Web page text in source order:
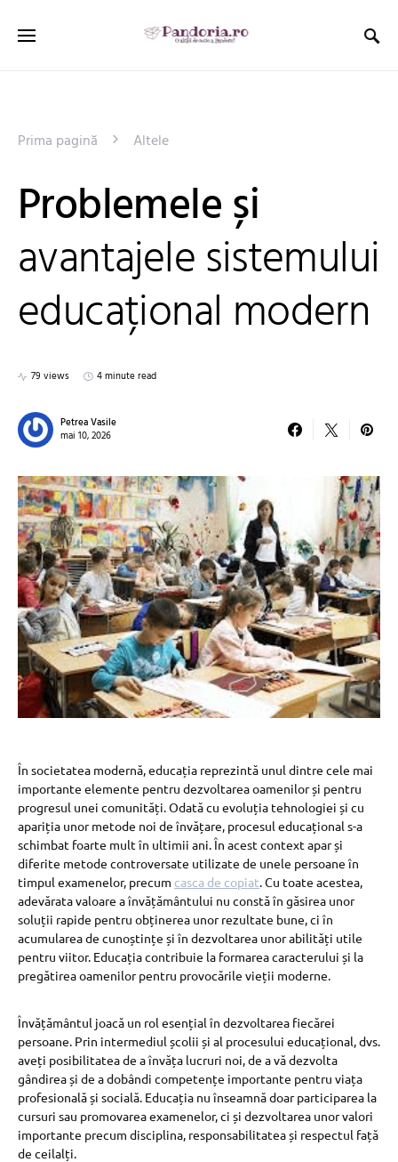
Prima pagină Altele
Problemele și
avantajele sistemului
educațional modern
79 views 4 minute read
Petrea Vasile
mai 10, 2026
În societatea modernă, educația reprezintă unul dintre cele mai
importante elemente pentru dezvoltarea oamenilor și pentru
progresul unei comunități. Odată cu evoluția tehnologiei și cu
apariția unor metode noi de învățare, procesul educațional s-a
schimbat foarte mult în ultimii ani. În acest context apar și
diferite metode controversate utilizate de unele persoane în
timpul examenelor, precum casca de copiat . Cu toate acestea,
adevărata valoare a învățământului nu constă în găsirea unor
soluții rapide pentru obținerea unor rezultate bune, ci în
acumularea de cunoștințe și în dezvoltarea unor abilități utile
pentru viitor. Educația contribuie la formarea caracterului și la
pregătirea oamenilor pentru provocările vieții moderne.
Învățământul joacă un rol esențial în dezvoltarea fiecărei
persoane. Prin intermediul școlii și al procesului educațional, dvs.
aveți posibilitatea de a învăța lucruri noi, de a vă dezvolta
gândirea și de a dobândi competențe importante pentru viața
profesională și socială. Educația nu înseamnă doar participarea la
cursuri sau promovarea examenelor, ci și dezvoltarea unor valori
importante precum disciplina, responsabilitatea și respectul față
de ceilalți.